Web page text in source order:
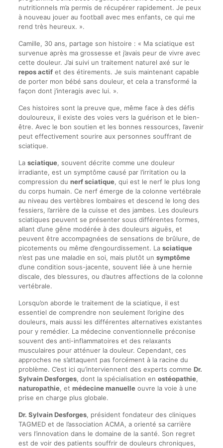
nutritionnels m’a permis de récupérer rapidement. Je peux
à nouveau jouer au football avec mes enfants, ce qui me
rend très heureux. ».
Camille, 30 ans, partage son histoire : « Ma sciatique est
survenue après ma grossesse et j’avais peur de vivre avec
cette douleur. J’ai suivi un traitement naturel axé sur le
repos actifet des étirements. Je suis maintenant capable
de porter mon bébé sans douleur, et cela a transformé la
façon dont j’interagis avec lui. ».
Ces histoires sont la preuve que, même face à des défis
douloureux, il existe des voies vers la guérison et le bien-
être. Avec le bon soutien et les bonnes ressources, l’avenir
peut effectivement sourire aux personnes souffrant de
sciatique.
La sciatique, souvent décrite comme une douleur
irradiante, est un symptôme causé par l’irritation ou la
compression du nerf sciatique, qui est le nerf le plus long
du corps humain. Ce nerf émerge de la colonne vertébrale
au niveau des vertèbres lombaires et descend le long des
fessiers, l’arrière de la cuisse et des jambes. Les douleurs
sciatiques peuvent se présenter sous différentes formes,
allant d’une gêne modérée à des douleurs aiguës, et
peuvent être accompagnées de sensations de brûlure, de
picotements ou même d’engourdissement. La sciatique
n’est pas une maladie en soi, mais plutôt un symptôme
d’une condition sous-jacente, souvent liée à une hernie
discale, des blessures, ou d’autres affections de la colonne
vertébrale.
Lorsqu’on aborde le traitement de la sciatique, il est
essentiel de comprendre non seulement l’origine des
douleurs, mais aussi les différentes alternatives existantes
pour y remédier. La médecine conventionnelle préconise
souvent des anti-inflammatoires et des relaxants
musculaires pour atténuer la douleur. Cependant, ces
approches ne s’attaquent pas forcément à la racine du
problème. C’est ici qu’interviennent des experts comme Dr.
Sylvain Desforges, dont la spécialisation en ostéopathie,
naturopathie, et médecine manuelleouvre la voie à une
prise en charge plus globale.
Dr. Sylvain Desforges, président fondateur des cliniques
TAGMED et de l’association ACMA, a orienté sa carrière
vers l’innovation dans le domaine de la santé. Son regret
est de voir des patients souffrir de douleurs chroniques,